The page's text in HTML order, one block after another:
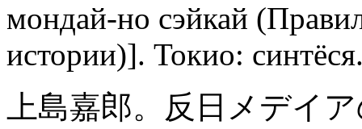
мондай-но сэйкай
истории)]. Токио:
上島嘉郎。反日メデイ